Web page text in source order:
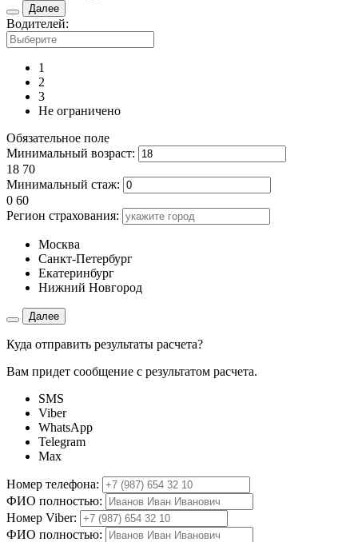
Далее
Водителей:
1
2
3
Не ограничено
Обязательное поле
Минимальный возраст:
18 70
Минимальный стаж:
0 60
Регион страхования:
Москва
Санкт-Петербург
Екатеринбург
Нижний Новгород
Далее
Куда отправить результаты расчета?
Вам придет сообщение с результатом расчета.
SMS
Viber
WhatsApp
Telegram
Max
Номер телефона:
ФИО полностью:
Номер Viber:
ФИО полностью: